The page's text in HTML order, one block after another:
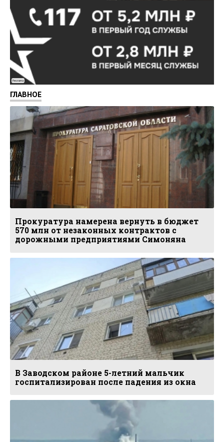
Реклама
ГЛАВНОЕ
Прокуратура намерена вернуть в бюджет
570 млн от незаконных контрактов с
дорожными предприятиями Симоняна
В Заводском районе 5-летний мальчик
госпитализирован после падения из окна